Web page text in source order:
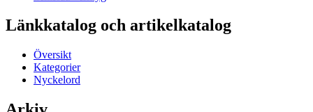
Länkkatalog och artikelkatalog
Översikt
Kategorier
Nyckelord